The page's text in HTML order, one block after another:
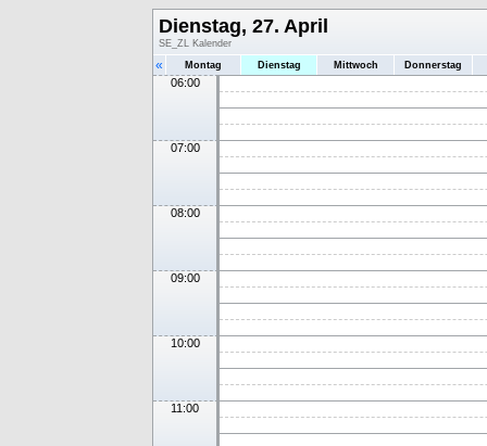
Dienstag, 27. April
SE_ZL Kalender
« Montag Dienstag Mittwoch Donnerstag
06:00
07:00
08:00
09:00
10:00
11:00